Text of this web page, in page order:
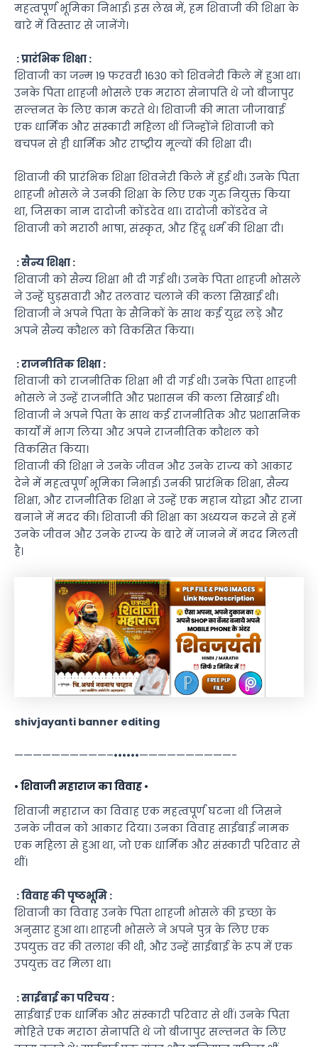
महत्वपूर्ण भूमिका निभाई। इस लेख में, हम शिवाजी की शिक्षा के
बारे में विस्तार से जानेंगे।
: प्रारंभिक शिक्षा :
शिवाजी का जन्म 19 फरवरी 1630 को शिवनेरी किले में हुआ था।
उनके पिता शाहजी भोसले एक मराठा सेनापति थे जो बीजापुर
सल्तनत के लिए काम करते थे। शिवाजी की माता जीजाबाई
एक धार्मिक और संस्कारी महिला थीं जिन्होंने शिवाजी को
बचपन से ही धार्मिक और राष्ट्रीय मूल्यों की शिक्षा दी।
शिवाजी की प्रारंभिक शिक्षा शिवनेरी किले में हुई थी। उनके पिता
शाहजी भोसले ने उनकी शिक्षा के लिए एक गुरु नियुक्त किया
था, जिसका नाम दादोजी कोंडदेव था। दादोजी कोंडदेव ने
शिवाजी को मराठी भाषा, संस्कृत, और हिंदू धर्म की शिक्षा दी।
: सैन्य शिक्षा :
शिवाजी को सैन्य शिक्षा भी दी गई थी। उनके पिता शाहजी भोसले
ने उन्हें घुड़सवारी और तलवार चलाने की कला सिखाई थी।
शिवाजी ने अपने पिता के सैनिकों के साथ कई युद्ध लड़े और
अपने सैन्य कौशल को विकसित किया।
: राजनीतिक शिक्षा :
शिवाजी को राजनीतिक शिक्षा भी दी गई थी। उनके पिता शाहजी
भोसले ने उन्हें राजनीति और प्रशासन की कला सिखाई थी।
शिवाजी ने अपने पिता के साथ कई राजनीतिक और प्रशासनिक
कार्यों में भाग लिया और अपने राजनीतिक कौशल को
विकसित किया।
शिवाजी की शिक्षा ने उनके जीवन और उनके राज्य को आकार
देने में महत्वपूर्ण भूमिका निभाई। उनकी प्रारंभिक शिक्षा, सैन्य
शिक्षा, और राजनीतिक शिक्षा ने उन्हें एक महान योद्धा और राजा
बनाने में मदद की। शिवाजी की शिक्षा का अध्ययन करने से हमें
उनके जीवन और उनके राज्य के बारे में जानने में मदद मिलती
है।
shivjayanti banner editing
——————————–••••••——————————-
• शिवाजीमहाराजका विवाह •
शिवाजी महाराज का विवाह एक महत्वपूर्ण घटना थी जिसने
उनके जीवन को आकार दिया। उनका विवाह साईबाई नामक
एक महिला से हुआ था, जो एक धार्मिक और संस्कारी परिवार से
थीं।
: विवाह की पृष्ठभूमि :
शिवाजी का विवाह उनके पिता शाहजी भोसले की इच्छा के
अनुसार हुआ था। शाहजी भोसले ने अपने पुत्र के लिए एक
उपयुक्त वर की तलाश की थी, और उन्हें साईबाई के रूप में एक
उपयुक्त वर मिला था।
: साईबाई का परिचय :
साईबाई एक धार्मिक और संस्कारी परिवार से थीं। उनके पिता
मोहिते एक मराठा सेनापति थे जो बीजापुर सल्तनत के लिए